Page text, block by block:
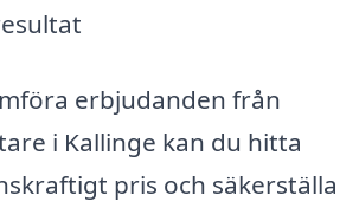
erbjudanden från
i Kallinge kan du hitta
pris och säkerställa